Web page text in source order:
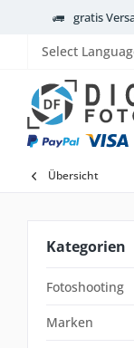
gratis
Powered by
Übersicht
Kategorien
Fotoshooting
Marken